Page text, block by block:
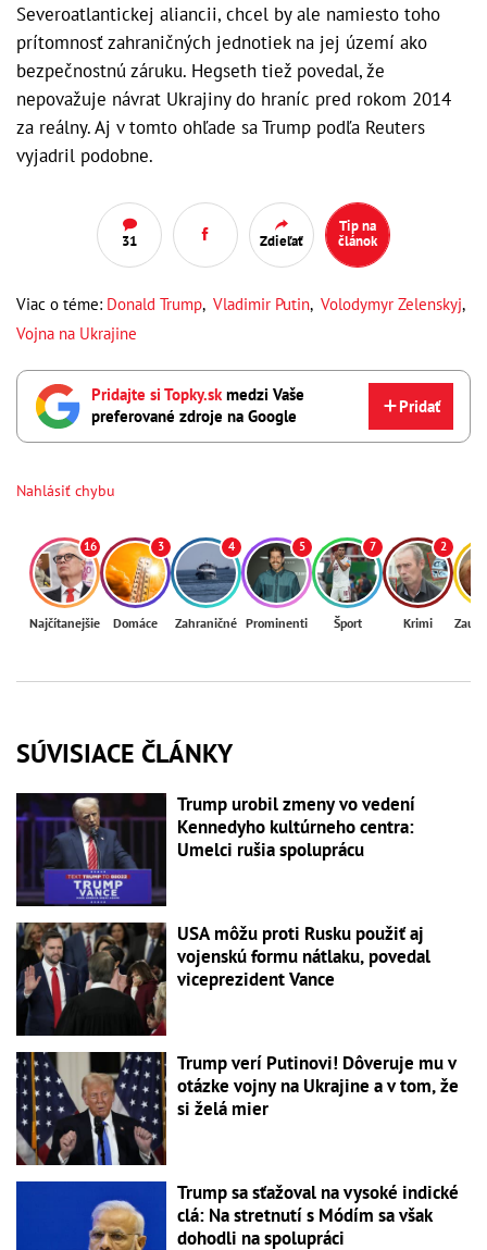
Severoatlantickej aliancii, chcel by ale namiesto toho
prítomnosť zahraničných jednotiek na jej území ako
bezpečnostnú záruku. Hegseth tiež povedal, že
nepovažuje návrat Ukrajiny do hraníc pred rokom 2014
za reálny. Aj v tomto ohľade sa Trump podľa Reuters
vyjadril podobne.
31 Zdieľať
Tip na
článok
Viac o téme: Donald Trump, Vladimir Putin, Volodymyr Zelenskyj,
Vojna na Ukrajine
Pridajte si Topky.skmedzi Vaše
preferované zdroje na Google
Pridať
Nahlásiť chybu
16
Najčítanejšie
3
Domáce
4
Zahraničné
5
Prominenti
7
Šport
2
Krimi
SÚVISIACE ČLÁNKY
Trump urobil zmeny vo vedení
Kennedyho kultúrneho centra:
Umelci rušia spoluprácu
USA môžu proti Rusku použiť aj
vojenskú formu nátlaku, povedal
viceprezident Vance
Trump verí Putinovi! Dôveruje mu v
otázke vojny na Ukrajine a v tom, že
si želá mier
Trump sa sťažoval na vysoké indické
clá: Na stretnutí s Módím sa však
dohodli na spolupráci